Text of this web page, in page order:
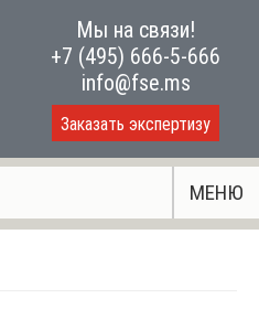
Мы на связи!
+7 (495) 666-5-666
info@fse.ms
Заказать экспертизу
МЕНЮ